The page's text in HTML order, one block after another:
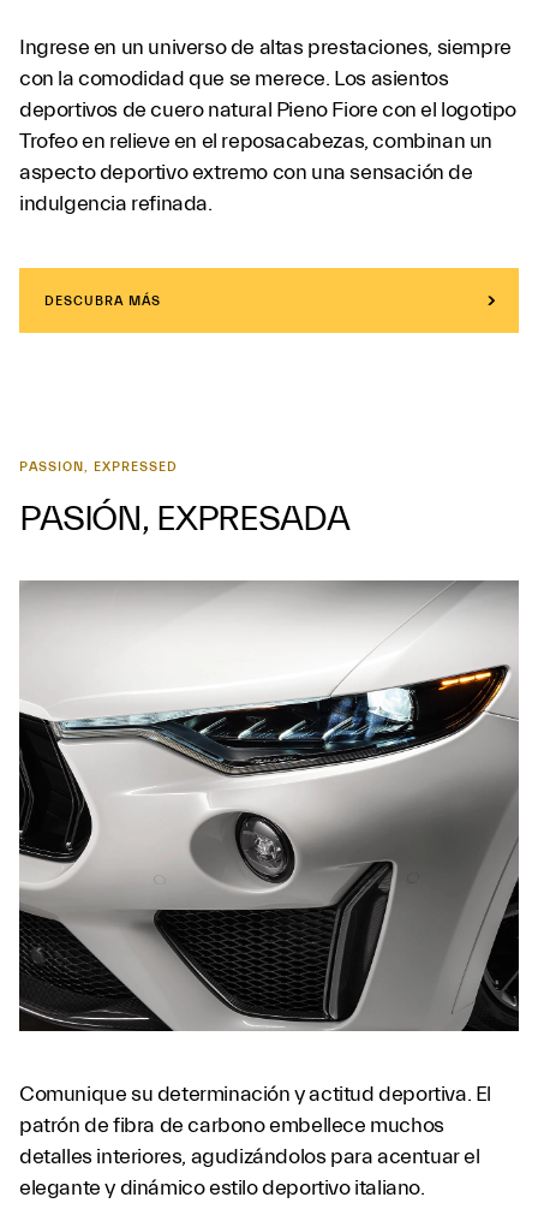
Ingrese en un universo de altas prestaciones, siempre
con la comodidad que se merece. Los asientos
deportivos de cuero natural Pieno Fiore con el logotipo
Trofeo en relieve en el reposacabezas, combinan un
aspecto deportivo extremo con una sensación de
indulgencia refinada.
DESCUBRA MÁS
PASSION, EXPRESSED
PASIÓN, EXPRESADA
Comunique su determinación y actitud deportiva. El
patrón de fibra de carbono embellece muchos
detalles interiores, agudizándolos para acentuar el
elegante y dinámico estilo deportivo italiano.